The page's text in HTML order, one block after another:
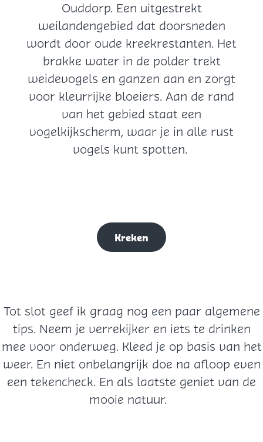
Ouddorp. Een uitgestrekt
weilandengebied dat doorsneden
wordt door oude kreekrestanten. Het
brakke water in de polder trekt
weidevogels en ganzen aan en zorgt
voor kleurrijke bloeiers. Aan de rand
van het gebied staat een
vogelkijkscherm, waar je in alle rust
vogels kunt spotten.
Kreken
Tot slot geef ik graag nog een paar algemene
tips. Neem je verrekijker en iets te drinken
mee voor onderweg. Kleed je op basis van het
weer. En niet onbelangrijk doe na afloop even
een tekencheck. En als laatste geniet van de
mooie natuur.